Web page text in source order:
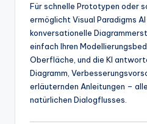
Für schnelle Prototypen oder
ermöglicht Visual Paradigms
konversationelle
einfach Ihren
Oberfläche, und die KI
Diagramm,
erläuternden Anleitungen –
natürlichen Dialogflusses.